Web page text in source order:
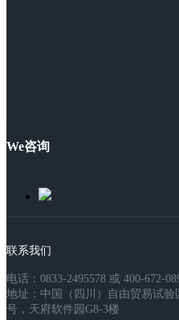
We咨询
联系我们
电话：0833-2495578 或 400-672-
地址：中国（四川）自由贸易试
号，天府软件园G8-3楼